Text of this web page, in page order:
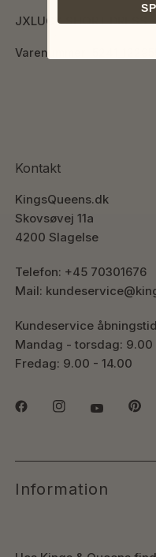
JXLUCY SHORT DRESS
Varenummer:
Kontakt
KingsQueens.dk
Skovsøvej 11a
4200 Slagelse
Telefon: +45 70301676
Mail:
Kundeservice
Mandag - torsdag: 9.00
Fredag: 9.00 - 14.00
Information